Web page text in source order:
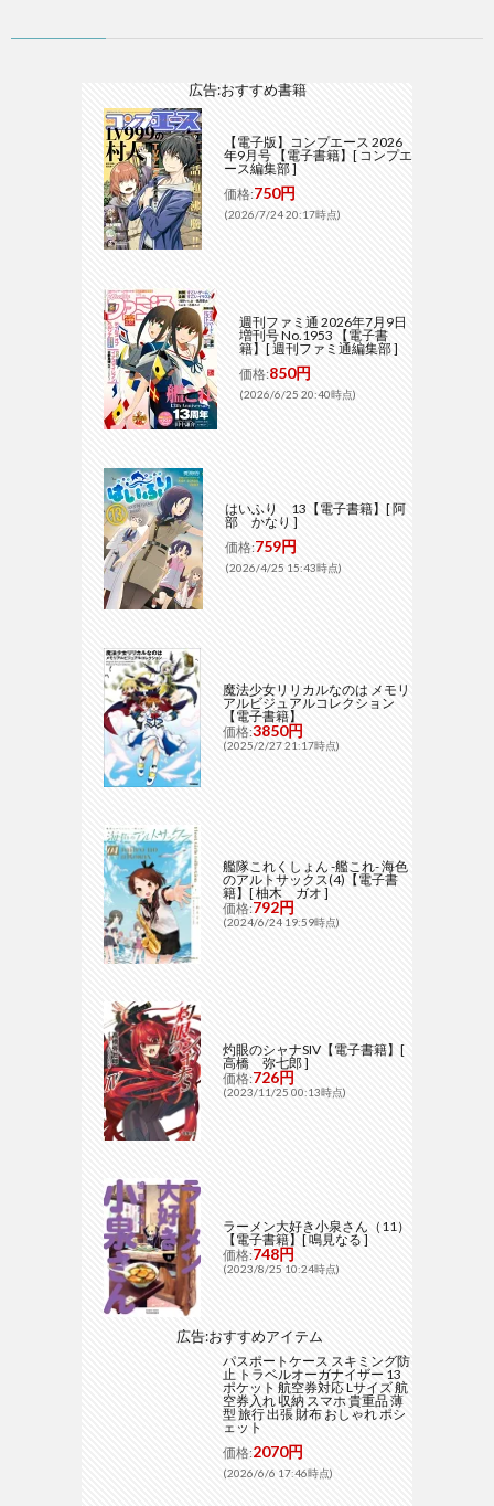
広告:おすすめ書籍
【電子版】コンプエース 2026
年9月号 【電子書籍】[ コンプエ
ース編集部 ]
価格:750円
(2026/7/24 20:17時点)
週刊ファミ通 2026年7月9日
増刊号 No.1953 【電子書
籍】[ 週刊ファミ通編集部 ]
価格:850円
(2026/6/25 20:40時点)
はいふり 13【電子書籍】[ 阿
部 かなり ]
価格:759円
(2026/4/25 15:43時点)
魔法少女リリカルなのは メモリ
アルビジュアルコレクション
【電子書籍】
価格:3850円
(2025/2/27 21:17時点)
艦隊これくしょん -艦これ- 海色
のアルトサックス(4)【電子書
籍】[ 柚木 ガオ ]
価格:792円
(2024/6/24 19:59時点)
灼眼のシャナSIV【電子書籍】[
高橋 弥七郎 ]
価格:726円
(2023/11/25 00:13時点)
ラーメン大好き小泉さん（11）
【電子書籍】[ 鳴見なる ]
価格:748円
(2023/8/25 10:24時点)
広告:おすすめアイテム
パスポートケース スキミング防
止 トラベルオーガナイザー 13
ポケット 航空券対応 Lサイズ 航
空券入れ 収納 スマホ 貴重品 薄
型 旅行 出張 財布 おしゃれ ポシ
ェット
価格:2070円
(2026/6/6 17:46時点)